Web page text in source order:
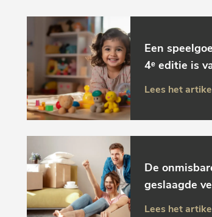
Een
4ᵉ editie is
Lees het
De
geslaagde
Lees het